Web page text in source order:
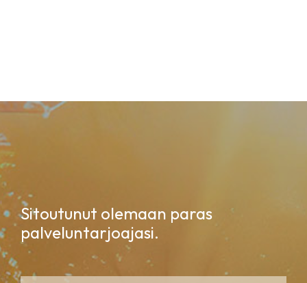
Sitoutunut olemaan paras
palveluntarjoajasi.